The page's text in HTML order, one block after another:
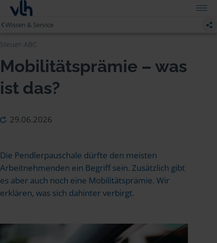
Wissen & Service
Steuer-ABC
Mobilitätsprämie – was
ist das?
29.06.2026
Die Pendlerpauschale dürfte den meisten
Arbeitnehmenden ein Begriff sein. Zusätzlich gibt
es aber auch noch eine Mobilitätsprämie. Wir
erklären, was sich dahinter verbirgt.